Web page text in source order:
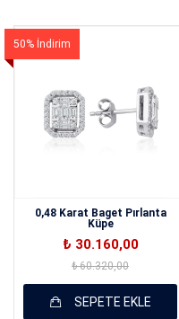
50% İndirim
0,48 Karat Baget Pırlanta
Küpe
₺ 30.160,00
₺ 60.320,00
SEPETE EKLE